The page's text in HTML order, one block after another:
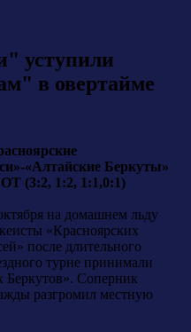
уступили
в овертайме
«Алтайские Беркуты»
(3:2, 1:2, 1:1,0:1)
на домашнем льду
«Красноярских
после длительного
турне принимали
Беркутов». Соперник
разгромил местную